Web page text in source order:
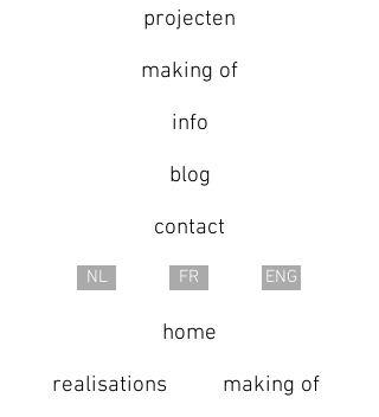
NL FR ENG
contact
blog
info
making of
projecten
home
realisations
making of